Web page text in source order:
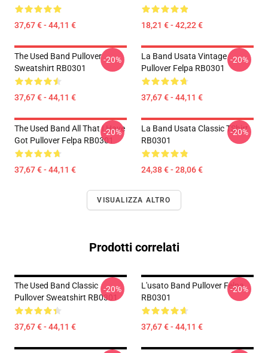
37,67 € - 44,11 € 18,21 € - 42,22 €
The Used Band Pullover
Sweatshirt RB0301
37,67 € - 44,11 €
-20%
La Band Usata Vintage
Pullover Felpa RB0301
37,67 € - 44,11 €
-20%
The Used Band All That I Have
Got Pullover Felpa RB0301
37,67 € - 44,11 €
-20%
La Band Usata Classic TShirt
RB0301
24,38 € - 28,06 €
-20%
VISUALIZZA ALTRO
Prodotti correlati
The Used Band Classic
Pullover Sweatshirt RB0301
37,67 € - 44,11 €
-20%
L'usato Band Pullover Felpa
RB0301
37,67 € - 44,11 €
-20%